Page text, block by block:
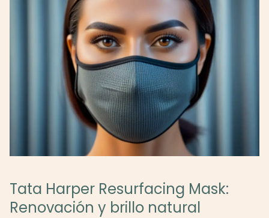
Tata Harper Resurfacing Mask:
Renovación y brillo natural